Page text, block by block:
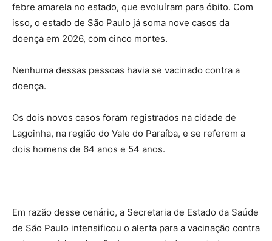
febre amarela no estado, que evoluíram para óbito. Com
isso, o estado de São Paulo já soma nove casos da
doença em 2026, com cinco mortes.
Nenhuma dessas pessoas havia se vacinado contra a
doença.
Os dois novos casos foram registrados na cidade de
Lagoinha, na região do Vale do Paraíba, e se referem a
dois homens de 64 anos e 54 anos.
Em razão desse cenário, a Secretaria de Estado da Saúde
de São Paulo intensificou o alerta para a vacinação contra